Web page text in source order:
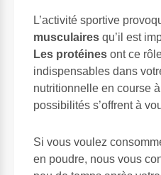
L’activité sportive
musculaires qu’il est
Les protéines ont ce
indispensables dans
nutritionnelle en course
possibilités s’offrent à
Si vous voulez
en poudre, nous vous